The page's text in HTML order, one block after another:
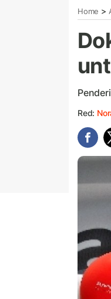
Home >
Red: